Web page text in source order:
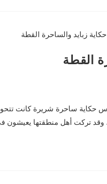
القطة
حكاية ساحرة شريرة كانت
وقد تركت أهل منطقتها